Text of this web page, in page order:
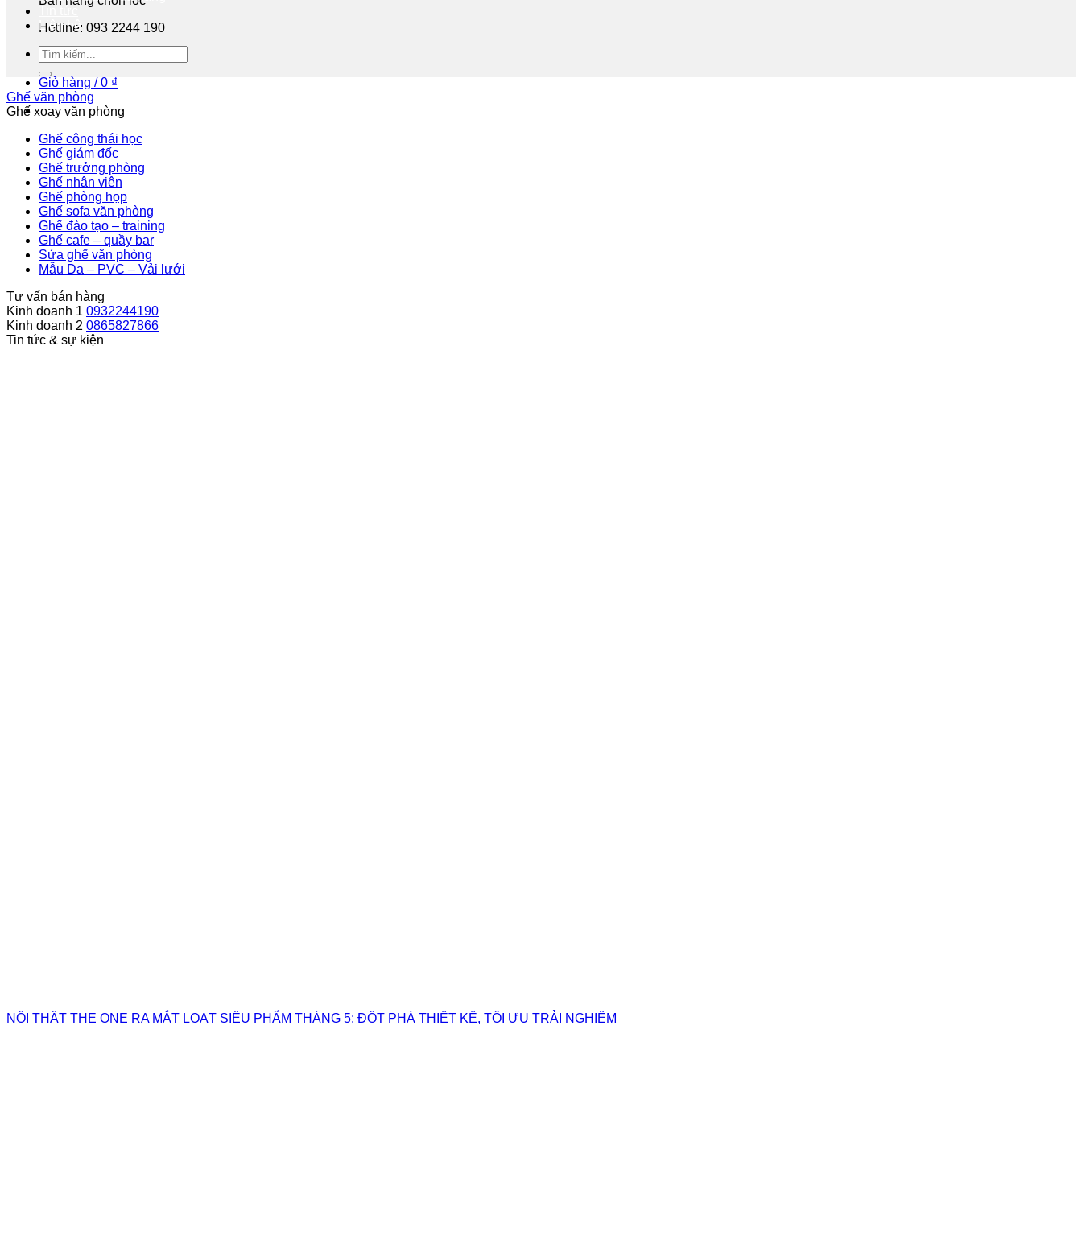
Hotline: 093 2244 190
Tư vấn miễn phí
Giỏ hàng /0 ₫
Liên hệ
Ghế văn phòng
Ghế xoay văn phòng
Ghế công thái học
Ghế giám đốc
Ghế trưởng phòng
Ghế nhân viên
Ghế phòng họp
Ghế sofa văn phòng
Ghế đào tạo – training
Ghế cafe – quầy bar
Sửa ghế văn phòng
Mẫu Da – PVC – Vải lưới
Tư vấn bán hàng
Kinh doanh 1 0932244190
Kinh doanh 2 0865827866
Tin tức & sự kiện
NỘI THẤT THE ONE RA MẮT LOẠT SIÊU PHẨM THÁNG 5: ĐỘT PHÁ THIẾT KẾ, TỐI ƯU TRẢI NGHIỆM